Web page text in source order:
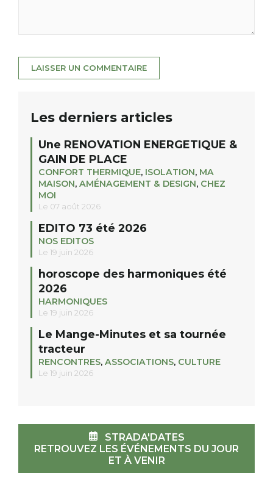
Les derniers articles
Une RENOVATION ENERGETIQUE &
GAIN DE PLACE
CONFORT THERMIQUE, ISOLATION, MA
MAISON, AMÉNAGEMENT & DESIGN, CHEZ
MOI
Le 07 août 2026
EDITO 73 été 2026
NOS EDITOS
Le 19 juin 2026
horoscope des harmoniques été
2026
HARMONIQUES
Le 19 juin 2026
Le Mange-Minutes et sa tournée
tracteur
RENCONTRES, ASSOCIATIONS, CULTURE
Le 19 juin 2026
STRADA'DATES
RETROUVEZ LES ÉVÉNEMENTS DU JOUR
ET À VENIR